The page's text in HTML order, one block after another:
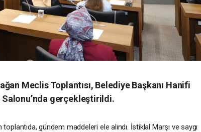
Meclis Toplantısı, Belediye Başkanı Hanifi
Salonu’nda gerçekleştirildi.
toplantıda, gündem maddeleri ele alındı. İstiklal Marşı ve saygı